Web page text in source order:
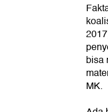
bisa
MK.